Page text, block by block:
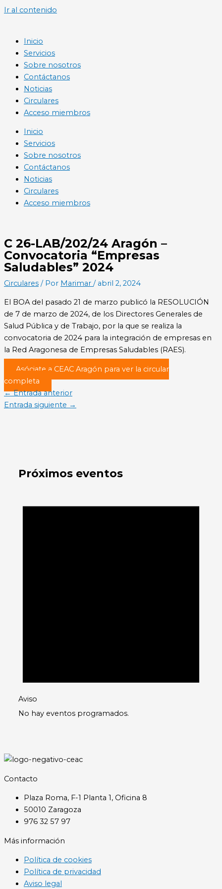
Ir al contenido
Inicio
Servicios
Sobre nosotros
Contáctanos
Noticias
Circulares
Acceso miembros
Inicio
Servicios
Sobre nosotros
Contáctanos
Noticias
Circulares
Acceso miembros
C 26-LAB/202/24 Aragón –
Convocatoria “Empresas
Saludables” 2024
Circulares / Por Marimar / abril 2, 2024
El BOA del pasado 21 de marzo publicó la RESOLUCIÓN
de 7 de marzo de 2024, de los Directores Generales de
Salud Pública y de Trabajo, por la que se realiza la
convocatoria de 2024 para la integración de empresas en
la Red Aragonesa de Empresas Saludables (RAES).
Asóciate a CEAC Aragón para ver la circular
completa
←Entrada anterior
Entrada siguiente →
Próximos eventos
Aviso
No hay eventos programados.
Contacto
Plaza Roma, F-1 Planta 1, Oficina 8
50010 Zaragoza
976 32 57 97
Más información
Política de cookies
Política de privacidad
Aviso legal